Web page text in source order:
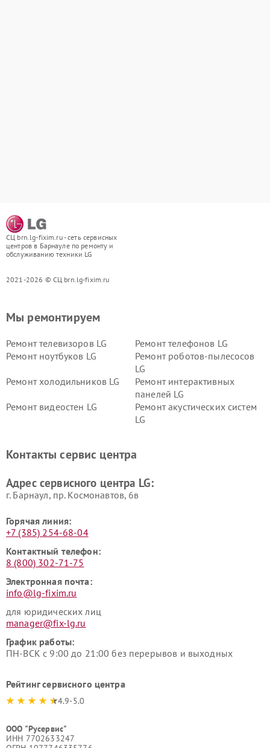
СЦ brn.lg-fixim.ru - сеть сервисных
центров в Барнауле по ремонту и
обслуживанию техники LG
2021-2026 © СЦ brn.lg-fixim.ru
Мы ремонтируем
Ремонт телевизоров LG
Ремонт телефонов LG
Ремонт ноутбуков LG
Ремонт роботов-пылесосов
LG
Ремонт холодильников LG
Ремонт интерактивных
панелей LG
Ремонт видеостен LG
Ремонт акустических систем
LG
Ремонт морозильных камер
Ремонт вертикальных
Контакты сервис центра
Адрес сервисного центра LG:
г. Барнаул, ​пр. Космонавтов, 6в
Горячая линия:
+7 (385) 254-68-04
Контактный телефон:
8 (800) 302-71-75
Электронная почта:
info@lg-fixim.ru
для юридических лиц
manager@fix-lg.ru
График работы:
ПН-ВСК с 9:00 до 21:00 без перерывов и выходных
Рейтинг сервисного центра
4.9-5.0
ООО "Русервис"
ИНН 7702633247